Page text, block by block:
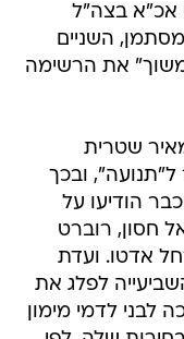
אכ"א בצה"ל
השניים
את הרשימה
שטרית
ובכך
הודיעו על
חסון, רוברט
אדטו. ועדת
לפלג את
לבני לדמי מימון